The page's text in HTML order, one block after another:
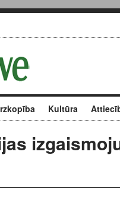
Kultūra